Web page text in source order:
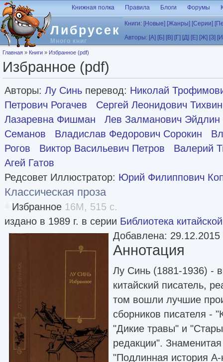
Перейти к основному содержанию
Либрусек
Много книг
Книжная полка Правила Блоги Форумы
Книги: [Новые] [Жанры] [Серии]
Авторы: [А] [Б] [В] [Г] [Д] [Е] [Ж] [З]
Вы здесь
Главная » Книги » Избранное (pdf)
Избранное (pdf)
Авторы: Лу Синь перевод: Николай
Петрович Рогачев
Сергей Леонидович
Лазаревна Фишман
Лев Залманович Эйдлин
Семанов
Владислав Федорович Сорокин
Рогов
Виктор Васильевич Петров
Валерий
Агей Гатов
Редсовет Иллюстратор: Юрий Филиппович
Классическая проза
Избранное 16M, 515 с.
издано в 1989 г. в серии Библиотека
Добавлена: 29.12.2015
Аннотация
Лу Синь (1881-1936) -
китайский писатель,
том вошли лучшие
сборников писателя -
"Дикие травы" и
редакции".
"Подлинная история А-